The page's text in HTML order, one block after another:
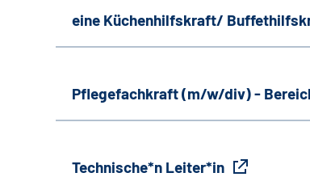
eine Küchenhilfskraft/
Pflegefachkraft (m/w/div) -
Technische*n Leiter*in